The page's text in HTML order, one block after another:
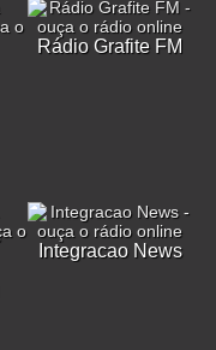
Rádio Grafite FM
Integracao News